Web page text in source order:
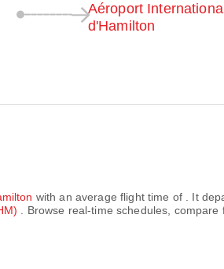
Aéroport
d'Hamilton
with an average flight time of . It
. Browse real-time schedules,